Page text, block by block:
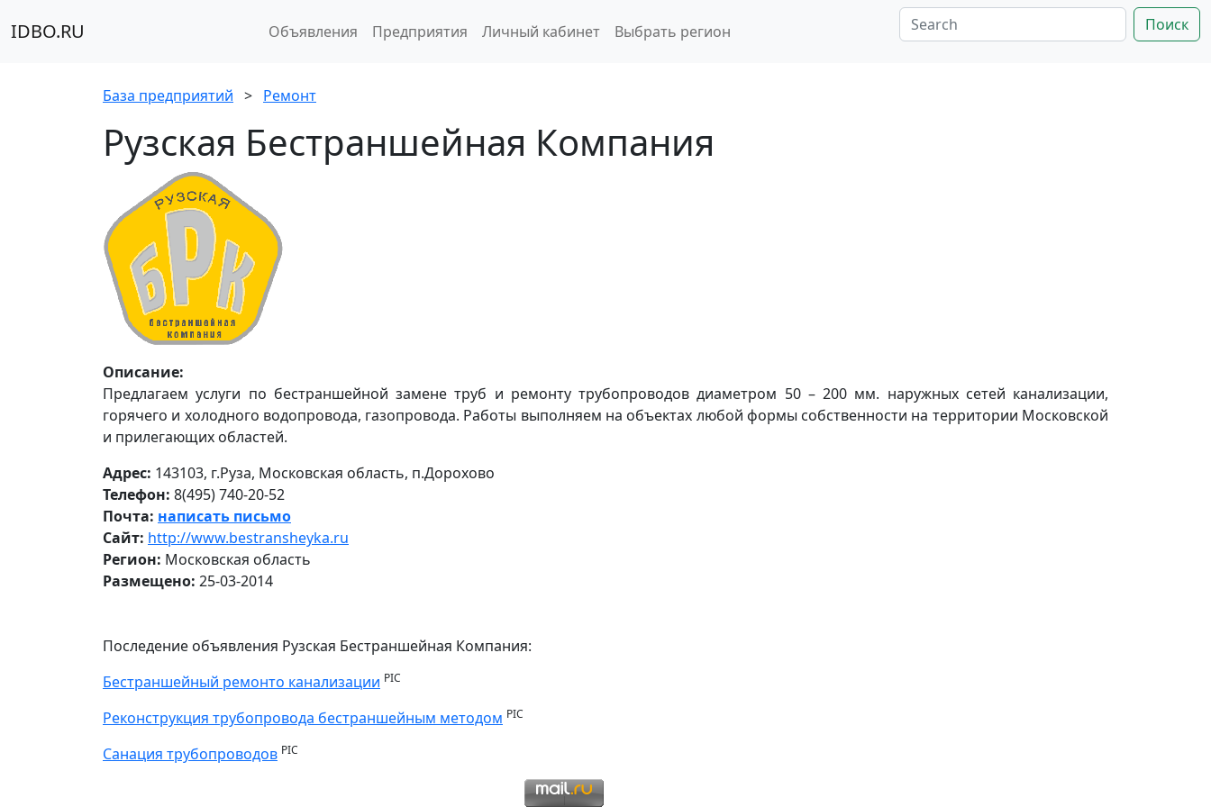
IDBO.RU Объявления Предприятия Личный кабинет Выбрать регион Поиск
База предприятий > Ремонт
Рузская Бестраншейная Компания
Описание:
Предлагаем услуги по бестраншейной замене труб и ремонту трубопроводов диаметром 50 – 200 мм. наружных сетей канализации,
горячего и холодного водопровода, газопровода. Работы выполняем на объектах любой формы собственности на территории Московской
и прилегающих областей.
Адрес: 143103, г.Руза, Московская область, п.Дорохово
Телефон: 8(495) 740-20-52
Почта: написать письмо
Сайт: http://www.bestransheyka.ru
Регион: Московская область
Размещено: 25-03-2014
Последение объявления Рузская Бестраншейная Компания:
Бестраншейный ремонто канализации PIC
Реконструкция трубопровода бестраншейным методом PIC
Санация трубопроводов PIC